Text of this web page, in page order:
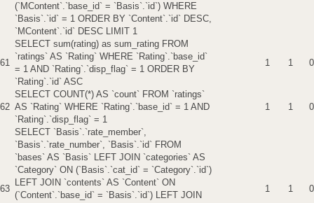
(`MContent`.`base_id` = `Basis`.`id`) WHERE
`Basis`.`id` = 1 ORDER BY `Content`.`id` DESC,
`MContent`.`id` DESC LIMIT 1
61
SELECT sum(rating) as sum_rating FROM
`ratings` AS `Rating` WHERE `Rating`.`base_id`
= 1 AND `Rating`.`disp_flag` = 1 ORDER BY
`Rating`.`id` ASC
1 1 0
62
SELECT COUNT(*) AS `count` FROM `ratings`
AS `Rating` WHERE `Rating`.`base_id` = 1 AND
`Rating`.`disp_flag` = 1
1 1 0
63
SELECT `Basis`.`rate_member`,
`Basis`.`rate_number`, `Basis`.`id` FROM
`bases` AS `Basis` LEFT JOIN `categories` AS
`Category` ON (`Basis`.`cat_id` = `Category`.`id`)
LEFT JOIN `contents` AS `Content` ON
(`Content`.`base_id` = `Basis`.`id`) LEFT JOIN
1 1 0